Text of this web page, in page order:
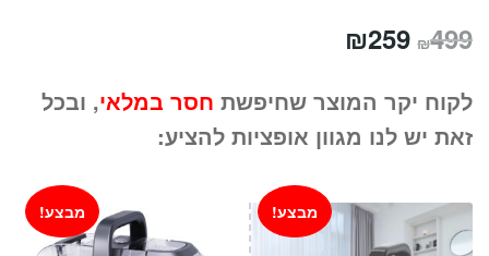
₪499 המחיר
היה:
₪499.
₪259
הוא:
₪259.
לקוח יקר המוצר שחיפשת חסר במלאי, ובכל
זאת יש לנו מגוון אופציות להציע:
מבצע! מבצע!